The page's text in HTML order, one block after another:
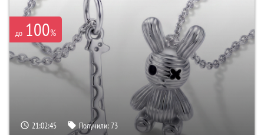
до 100%
21:02:44 Получили:73